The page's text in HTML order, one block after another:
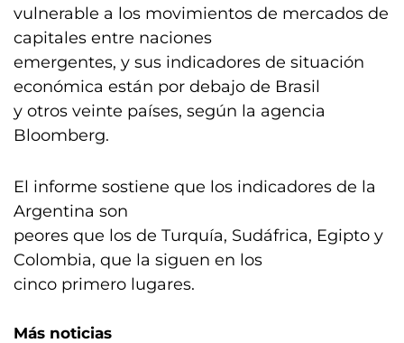
vulnerable a los movimientos de mercados de
capitales entre naciones
emergentes, y sus indicadores de situación
económica están por debajo de Brasil
y otros veinte países, según la agencia
Bloomberg.
El informe sostiene que los indicadores de la
Argentina son
peores que los de Turquía, Sudáfrica, Egipto y
Colombia, que la siguen en los
cinco primero lugares.
Más noticias